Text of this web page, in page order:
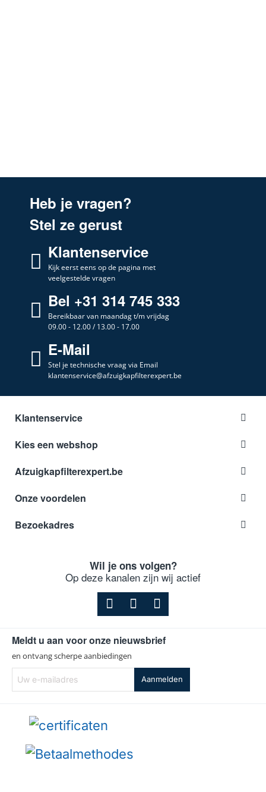
Heb je vragen?
Stel ze gerust
Klantenservice
Kijk eerst eens op de pagina met
veelgestelde vragen
Bel +31 314 745 333
Bereikbaar van maandag t/m vrijdag
09.00 - 12.00 / 13.00 - 17.00
E-Mail
Stel je technische vraag via Email
klantenservice@afzuigkapfilterexpert.be
Klantenservice
Kies een webshop
Afzuigkapfilterexpert.be
Onze voordelen
Bezoekadres
Wil je ons volgen?
Op deze kanalen zijn wij actief
Meldt u aan voor onze nieuwsbrief
en ontvang scherpe aanbiedingen
e-
mailadres
Aanmelden